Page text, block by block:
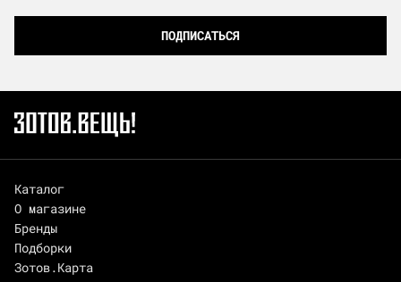
ПОДПИСАТЬСЯ
Каталог
О магазине
Бренды
Подборки
Зотов.Карта